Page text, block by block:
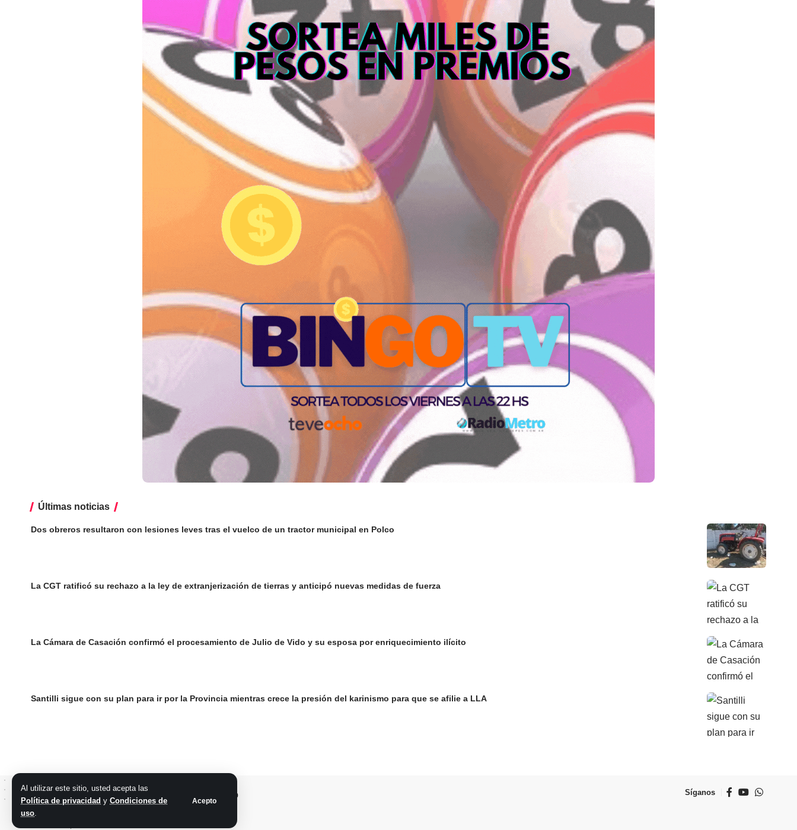
Al utilizar este sitio, usted acepta las
Política de privacidad y Condiciones de
uso.
Acepto
Últimas noticias
Dos obreros resultaron con lesiones leves tras el vuelco de un tractor municipal en Polco
La CGT ratificó su rechazo a la ley de extranjerización de tierras y anticipó nuevas medidas de fuerza
La Cámara de Casación confirmó el procesamiento de Julio de Vido y su esposa por enriquecimiento ilícito
Santilli sigue con su plan para ir por la Provincia mientras crece la presión del karinismo para que se afilie a LLA
Síganos